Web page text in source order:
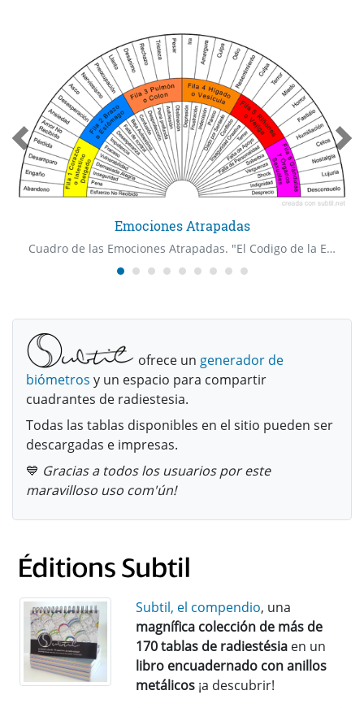
Emociones Atrapadas
Cuadro de las Emociones Atrapadas. "El Codigo de la Emocion" Dr Bradley Nelson
ofrece un generador de
biómetros y un espacio para compartir
cuadrantes de radiestesia.
Todas las tablas disponibles en el sitio pueden ser
descargadas e impresas.
💙 Gracias a todos los usuarios por este
maravilloso uso com'ún!
Subtil, el compendio, una
magnífica colección de más de
170 tablas de radiestésia en un
libro encuadernado con anillos
metálicos ¡a descubrir!